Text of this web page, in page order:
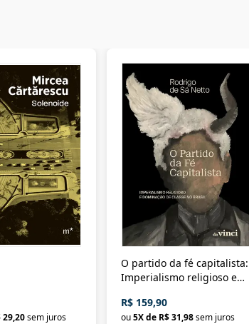
29,20sem juros
O partido da fé capitalista:
Imperialismo religioso e
Brasil
R$ 159,90
ou5X de R$ 31,98sem juros